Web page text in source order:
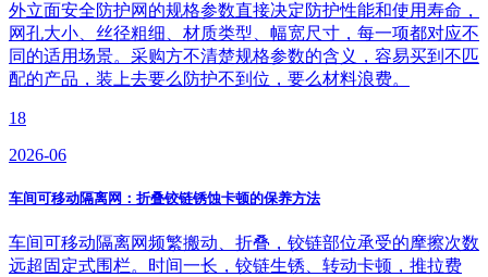
外立面安全防护网的规格参数直接决定防护性能和使用寿命，
网孔大小、丝径粗细、材质类型、幅宽尺寸，每一项都对应不
同的适用场景。采购方不清楚规格参数的含义，容易买到不匹
配的产品，装上去要么防护不到位，要么材料浪费。
18
2026-06
车间可移动隔离网：折叠铰链锈蚀卡顿的保养方法
车间可移动隔离网频繁搬动、折叠，铰链部位承受的摩擦次数
远超固定式围栏。时间一长，铰链生锈、转动卡顿，推拉费